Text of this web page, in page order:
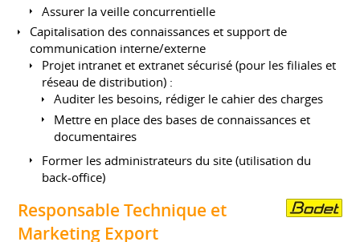
Assurer la veille concurrentielle
Capitalisation des connaissances et support de
communication interne/externe
Projet intranet et extranet sécurisé (pour les filiales et
réseau de distribution) :
Auditer les besoins, rédiger le cahier des charges
Mettre en place des bases de connaissances et
documentaires
Former les administrateurs du site (utilisation du
back-office)
Responsable Technique et
Marketing Export